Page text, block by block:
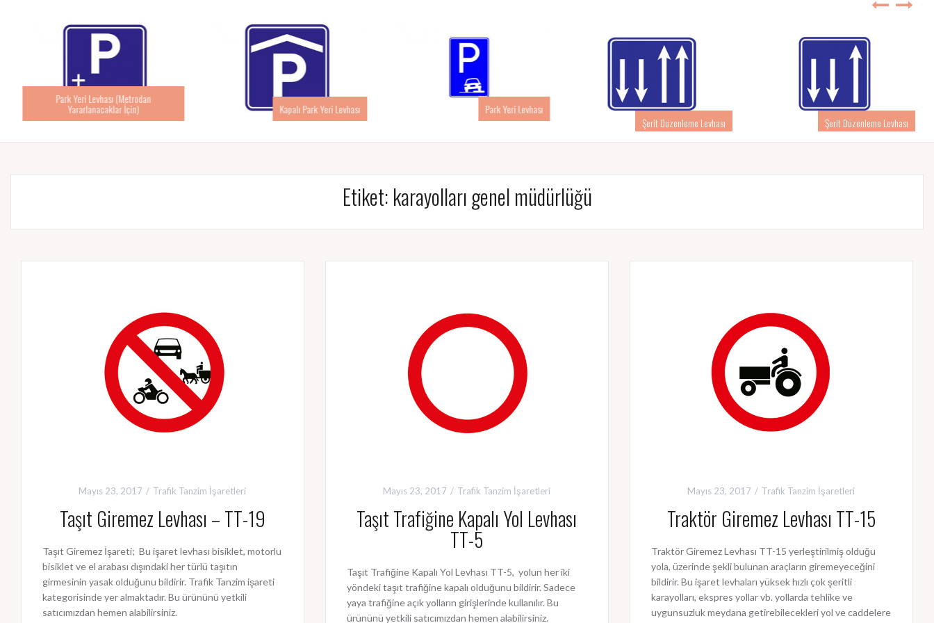
Park Yeri Levhası (Metrodan
Yararlanacaklar İçin) Kapalı Park Yeri Levhası
Park Yeri Levhası
Şerit Düzenleme Levhası
Şerit Düzenleme Levhası
Etiket: karayolları genel müdürlüğü
Mayıs 23, 2017 Trafik Tanzim İşaretleri
Taşıt Giremez Levhası – TT-19
Taşıt Giremez İşareti; Bu işaret levhası bisiklet, motorlu
bisiklet ve el arabası dışındaki her türlü taşıtın
girmesinin yasak olduğunu bildirir. Trafik Tanzim işareti
kategorisinde yer almaktadır. Bu ürününü yetkili
satıcımızdan hemen alabilirsiniz.
Mayıs 23, 2017 Trafik Tanzim İşaretleri
Taşıt Trafiğine Kapalı Yol Levhası
TT-5
Taşıt Trafiğine Kapalı Yol Levhası TT-5, yolun her iki
yöndeki taşıt trafiğine kapalı olduğunu bildirir. Sadece
yaya trafiğine açık yolların girişlerinde kullanılır. Bu
ürününü yetkili satıcımızdan hemen alabilirsiniz.
Mayıs 23, 2017 Trafik Tanzim İşaretleri
Traktör Giremez Levhası TT-15
Traktör Giremez Levhası TT-15 yerleştirilmiş olduğu
yola, üzerinde şekli bulunan araçların giremeyeceğini
bildirir. Bu işaret levhaları yüksek hızlı çok şeritli
karayolları, ekspres yollar vb. yollarda tehlike ve
uygunsuzluk meydana getirebilecekleri yol ve caddelere